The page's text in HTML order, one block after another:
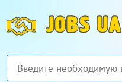
JOBS UA